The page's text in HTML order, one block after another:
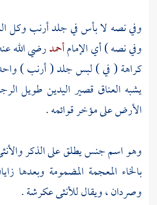
وفي نصه لا بأس في جلد أرنب وكل
وفي نصه ) أي الإمامأحمدرضي الله
كراهة ( في ) لبس جلد ( أرنب )
يشبه العناق قصير اليدين طويل
الأرض على مؤخر قوائمه .
وهو اسم جنس يطلق على الذكر
بالخاء المعجمة المضمومة وبعدها
وصردان ، ويقال للأنثى عكرشة .